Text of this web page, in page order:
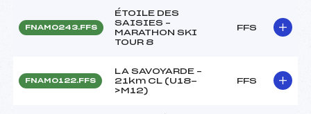
FNAM0243.FFS
ÉTOILE DES
SAISIES –
MARATHON SKI
TOUR 8
FFS
FNAM0122.FFS
LA SAVOYARDE –
21km CL (U18-
>M12)
FFS